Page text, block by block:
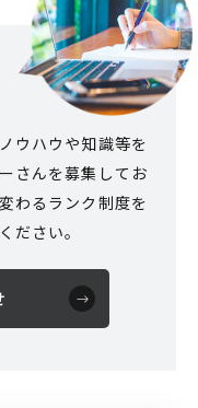
ウハウや知識等を
さんを募集してお
わるランク制度を
ださい。